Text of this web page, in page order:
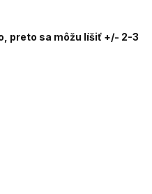
preto sa môžu líšiť +/- 2-3